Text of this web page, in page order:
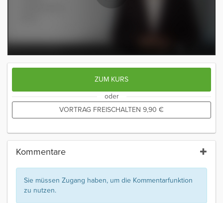
ZUM KURS
oder
VORTRAG FREISCHALTEN 9,90 €
Kommentare
Sie müssen Zugang haben, um die Kommentarfunktion
zu nutzen.